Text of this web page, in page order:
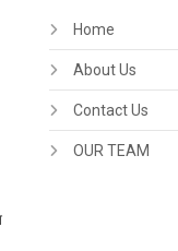
Home
About Us
Contact Us
OUR TEAM